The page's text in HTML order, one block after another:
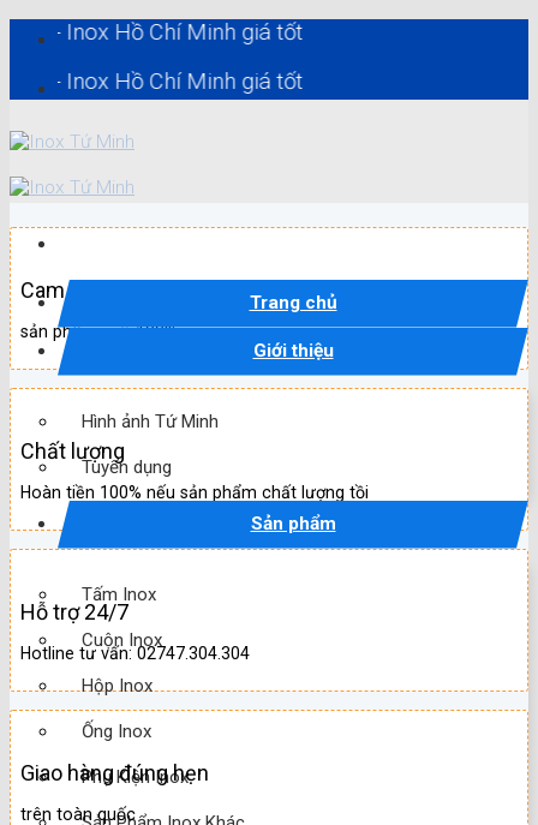
content
Hồ Chí Minh giá tốt
Hồ Chí Minh giá tốt
Trang chủ
Giới thiệu
Hình ảnh Tứ Minh
Tuyển dụng
Sản phẩm
Tấm Inox
Cuộn Inox
Hộp Inox
Ống Inox
Phụ Kiện Inox
Cam kết
sản phẩm mới 100%
Chất lượng
Hoàn tiền 100% nếu sản phẩm chất lượng tồi
Hỗ trợ 24/7
Hotline tư vấn: 02747.304.304
Giao hàng đúng hẹn
trên toàn quốc